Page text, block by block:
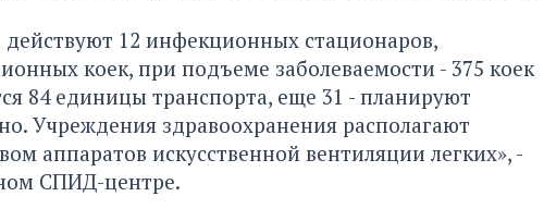
действуют 12 инфекционных стационаров,
коек, при подъеме заболеваемости - 375 коек
84 единицы транспорта, еще 31 - планируют
Учреждения здравоохранения располагают
аппаратов искусственной вентиляции легких», -
СПИД-центре.